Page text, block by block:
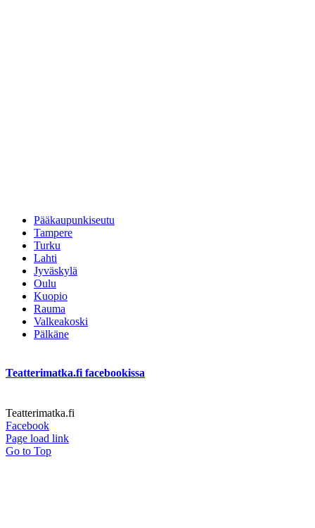
Pääkaupunkiseutu
Tampere
Turku
Lahti
Jyväskylä
Oulu
Kuopio
Rauma
Valkeakoski
Pälkäne
Teatterimatka.fi facebookissa
Teatterimatka.fi
Facebook
Page load link
Go to Top